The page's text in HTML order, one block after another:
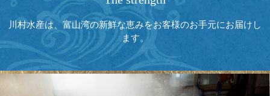
川村水産は、富山湾の新鮮な恵みをお客様のお手元にお届けし
ます。